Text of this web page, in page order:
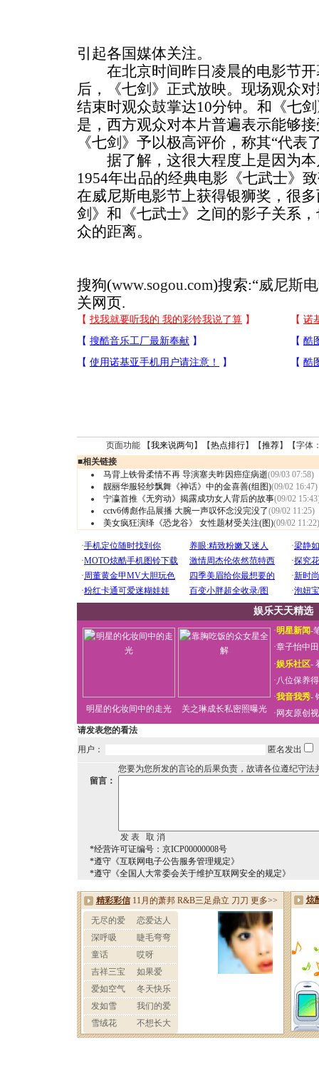
引起各国媒体关注。
在北京时间昨日凌晨的电影节开
后，《七剑》正式放映。现场观众
结束时观众鼓掌达10分钟。和《七
是，西方观众对本片普遍表示能够
《七剑》予以极高评价，称其“代表
据了解，这很大程度上是因为本
1954年出品的经典电影《七武士》
在威尼斯电影节上获得银狮奖，很
剑》和《七武士》之间的影子关系
众的距离。
搜狗(www.sogou.com)搜索:“威尼斯
关网页.
页面功能 【我来说两句 】【热点排行】【推荐】【字体
■相关链接
马背上铁骨柔情不再 导演塞夫昨因癌症病逝(09/03 07:58)
靓丽华服轻纱飘舞《神话》中的金喜善(组图)(09/02 16:47)
宁瀛首推《无穷动》揭露成功女人背后的故事(09/02
cctv6傅彪作品展播 大腕一声叹怀念没完没了(09/02 11:25)
美女疯狂演绎《恐龙谷》 女性题材受关注(图)(09/02 11:22)
娱乐天天精选
明星的化妆间中的走光 关之琳成长私密照曝光
·明星新闻-
·章子怡中
·娱乐社区-
·八位保养
·我音我秀-
· 网友原创
请发表您的看法
用户：
匿名发出
您要为您所发的言论的后果负责，故请各位遵纪守法
留言：
*经营许可证编号：京ICP00000008号
*遵守《互联网电子公告服务管理规定》
*遵守《全国人大常委会关于维护互联网安全的规定》